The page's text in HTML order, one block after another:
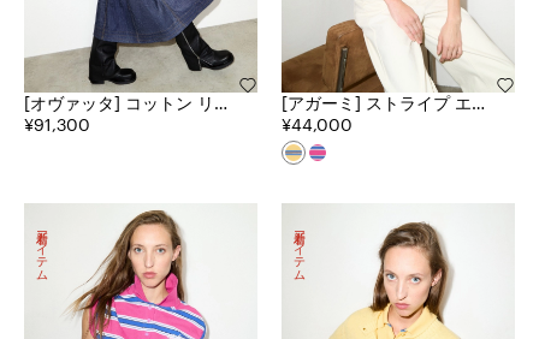
[オヴァッタ] コットン リネ
ン デニム ドレス
¥91,300
[アガーミ] ストライプ エン
ブロイダード ポロ シャツ
¥44,000
新着アイテム 新着アイテム